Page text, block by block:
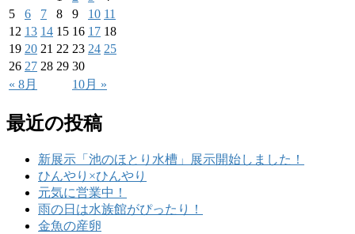
« 8月 10月 »
5
6 7 8 9 10 11
12 13 14 15 16 17 18
19 20 21 22 23 24 25
26 27 28 29 30
最近の投稿
新展示「池のほとり水槽」展示開始しました！
ひんやり×ひんやり
元気に営業中！
雨の日は水族館がぴったり！
金魚の産卵